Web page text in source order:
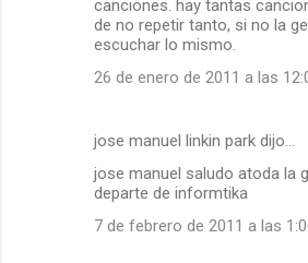
canciones. hay tantas
de no repetir tanto, si no la
escuchar lo mismo.
26 de enero de 2011 a las
jose manuel linkin park dijo…
jose manuel saludo atoda la
departe de informtika
7 de febrero de 2011 a las